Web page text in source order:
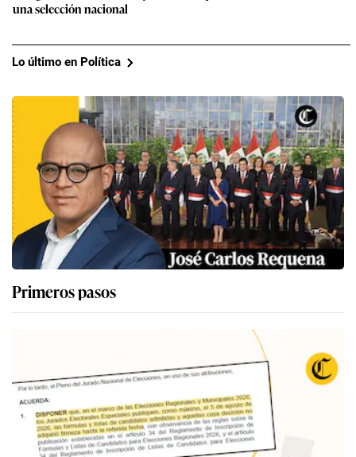
una selección nacional
Lo último en Política
Primeros pasos